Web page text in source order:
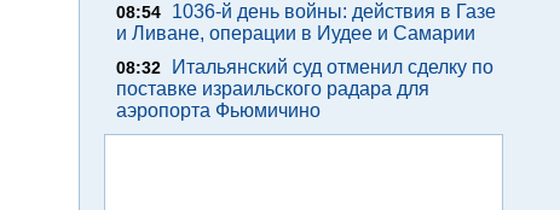
08:54
1036-й день войны: действия в Газе
и Ливане, операции в Иудее и Самарии
08:32
Итальянский суд отменил сделку по
поставке израильского радара для
аэропорта Фьюмичино